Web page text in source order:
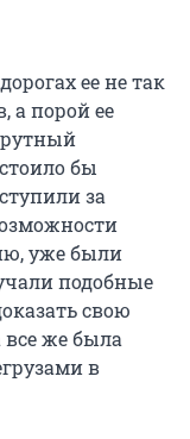
ее не так
а порой ее
бы
за
уже были
подобные
свою
все же была
в